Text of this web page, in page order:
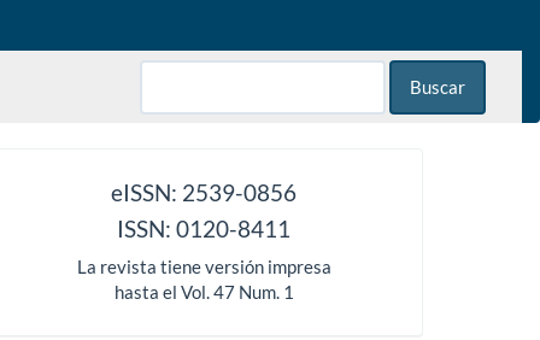
Buscar
eISSN: 2539-0856
ISSN: 0120-8411
La revista tiene versión impresa
hasta el Vol. 47 Num. 1